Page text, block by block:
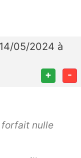
05/2024 à
+ -
forfait nulle